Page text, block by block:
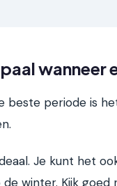
wanneer
beste periode is
Je kunt het
winter. Kijk